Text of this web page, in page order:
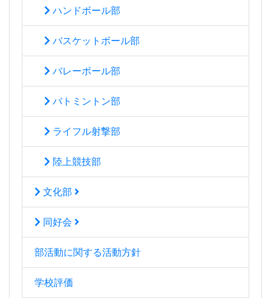
ハンドボール部
バスケットボール部
バレーボール部
バトミントン部
ライフル射撃部
陸上競技部
文化部
同好会
部活動に関する活動方針
学校評価